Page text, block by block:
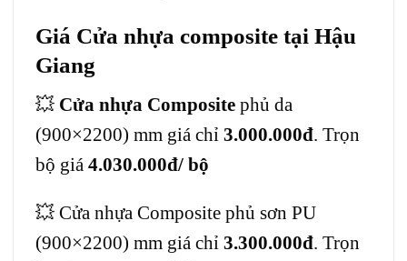
Giá Cửa nhựa composite tại Hậu
Giang
💥 Cửa nhựa Composite phủ da
(900×2200) mm giá chỉ 3.000.000đ . Trọn
bộ giá 4.030.000đ/ bộ
💥 Cửa nhựa Composite phủ sơn PU
(900×2200) mm giá chỉ 3.300.000đ. Trọn